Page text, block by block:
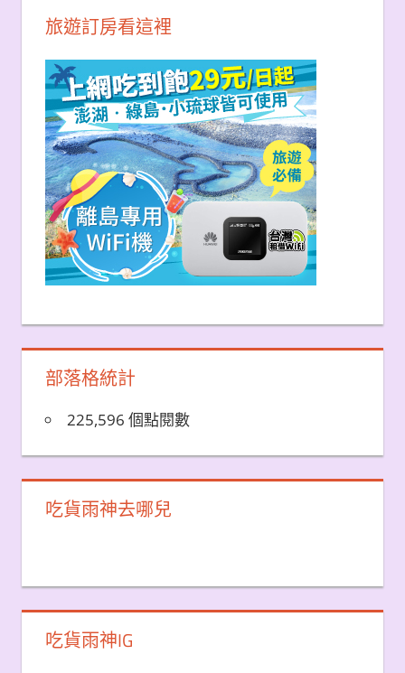
旅遊訂房看這裡
部落格統計
225,596 個點閱數
吃貨雨神去哪兒
吃貨雨神IG